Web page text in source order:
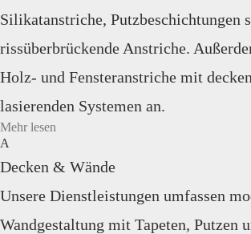
Silikatanstriche, Putzbeschichtungen
rissüberbrückende Anstriche.
Holz- und Fensteranstriche mit
lasierenden Systemen an.
Mehr lesen
Decken & Wände
Unsere Dienstleistungen umfassen
Wandgestaltung mit Tapeten, Putzen